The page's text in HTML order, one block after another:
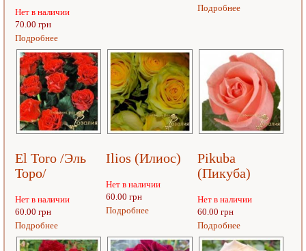
Нет в наличии
70.00 грн
Подробнее
Подробнее
El Toro /Эль
Торо/
Нет в наличии
60.00 грн
Подробнее
Ilios (Илиос)
Нет в наличии
60.00 грн
Подробнее
Pikuba
(Пикуба)
Нет в наличии
60.00 грн
Подробнее